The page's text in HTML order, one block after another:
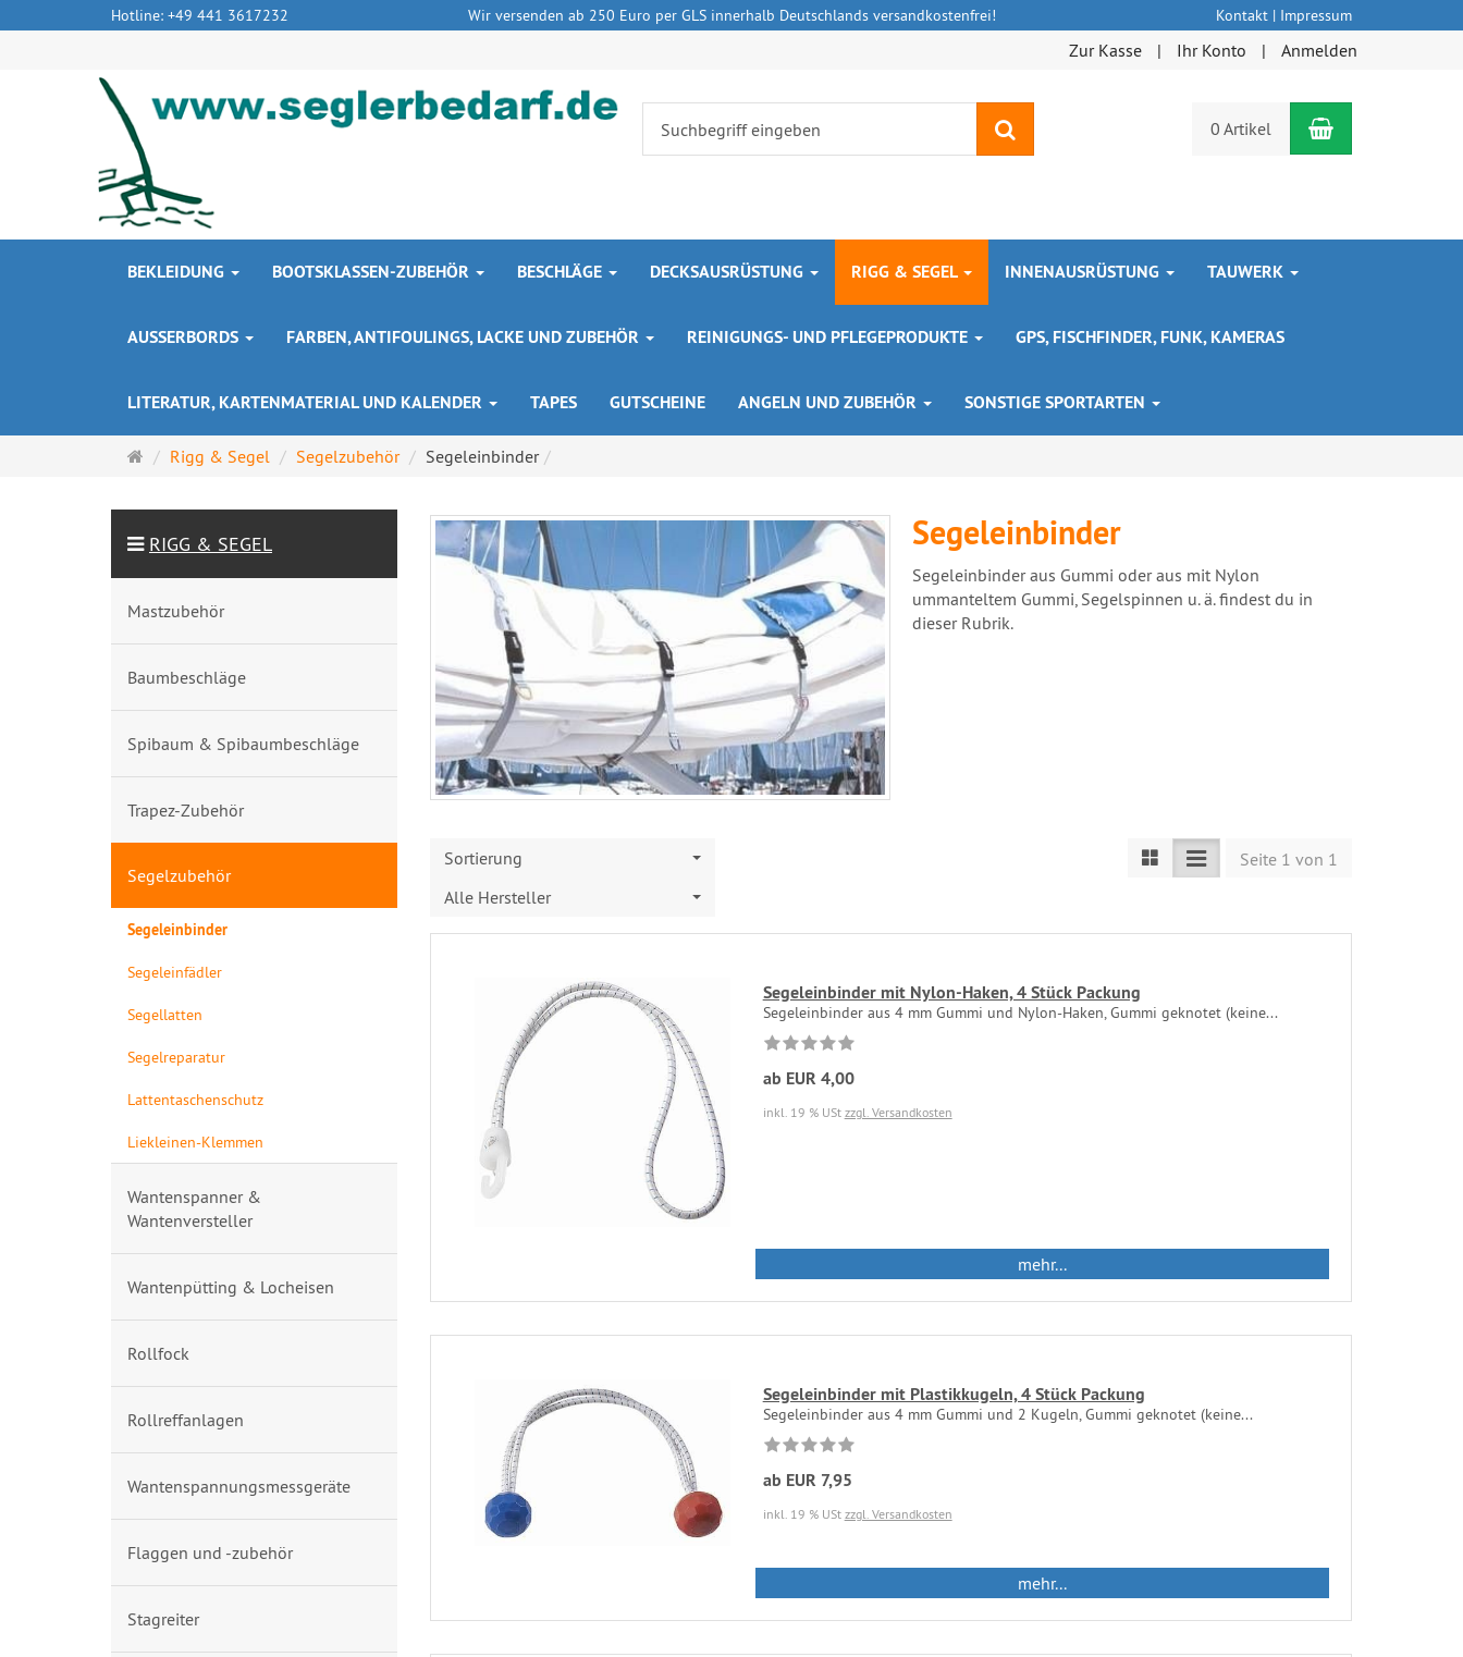
Hotline: +49 441 3617232 Wir versenden ab 250 Euro per GLS innerhalb Deutschlands versandkostenfrei! Kontakt | Impressum
Zur Kasse Ihr Konto Anmelden
0 Artikel Warenkorb
BEKLEIDUNG BOOTSKLASSEN-ZUBEHÖR BESCHLÄGE DECKSAUSRÜSTUNG RIGG & SEGEL INNENAUSRÜSTUNG TAUWERK
AUSSERBORDS FARBEN, ANTIFOULINGS, LACKE UND ZUBEHÖR REINIGUNGS- UND PFLEGEPRODUKTE GPS, FISCHFINDER, FUNK, KAMERAS
LITERATUR, KARTENMATERIAL UND KALENDER TAPES GUTSCHEINE ANGELN UND ZUBEHÖR SONSTIGE SPORTARTEN
Startseite
Rigg & Segel Segelzubehör Segeleinbinder
Segeleinbinder
Segeleinbinder aus Gummi oder aus mit Nylon
ummanteltem Gummi, Segelspinnen u. ä. findest du in
dieser Rubrik.
Sortierung
Alle Hersteller
Seite 1 von 1
Segeleinbinder mit Nylon-Haken, 4 Stück Packung
Segeleinbinder aus 4 mm Gummi und Nylon-Haken, Gummi geknotet (keine...
ab EUR 4,00
inkl. 19 % USt zzgl. Versandkosten
mehr...
Segeleinbinder mit Plastikkugeln, 4 Stück Packung
Segeleinbinder aus 4 mm Gummi und 2 Kugeln, Gummi geknotet (keine...
ab EUR 7,95
inkl. 19 % USt zzgl. Versandkosten
mehr...
RIGG & SEGEL
Mastzubehör
Baumbeschläge
Spibaum & Spibaumbeschläge
Trapez-Zubehör
Segelzubehör
Segeleinbinder
Segeleinfädler
Segellatten
Segelreparatur
Lattentaschenschutz
Liekleinen-Klemmen
Wantenspanner &
Wantenversteller
Wantenpütting & Locheisen
Rollfock
Rollreffanlagen
Wantenspannungsmessgeräte
Flaggen und -zubehör
Stagreiter